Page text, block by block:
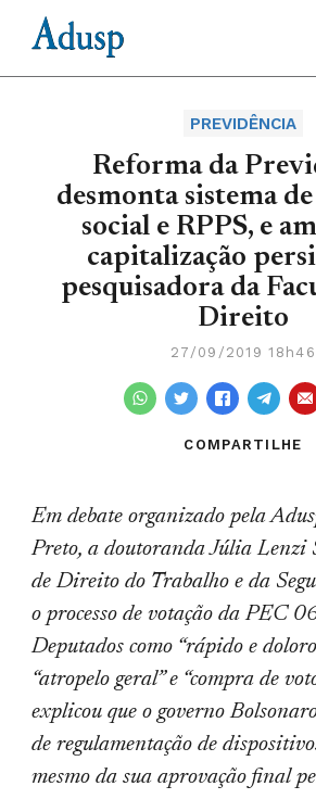
PREVIDÊNCIA
Reforma da
desmonta sistema
social e RPPS, e
capitalização
pesquisadora da
Direito
27/09/2019 18h46
COMPARTILHE
Em debate organizado pela
Preto, a doutoranda Júlia Lenzi
de Direito do Trabalho e da
o processo de votação da PEC
Deputados como “rápido e
“atropelo geral” e “compra de
explicou que o governo
de regulamentação de
mesmo da sua aprovação final